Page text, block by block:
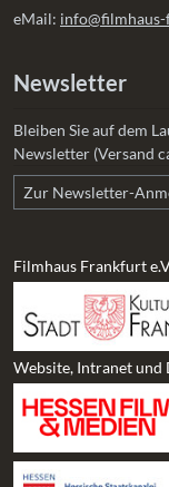
eMail:
Newsletter
Bleiben Sie auf dem
Newsletter (Versand
Zur Newsletter-
Filmhaus Frankfurt
Website, Intranet und